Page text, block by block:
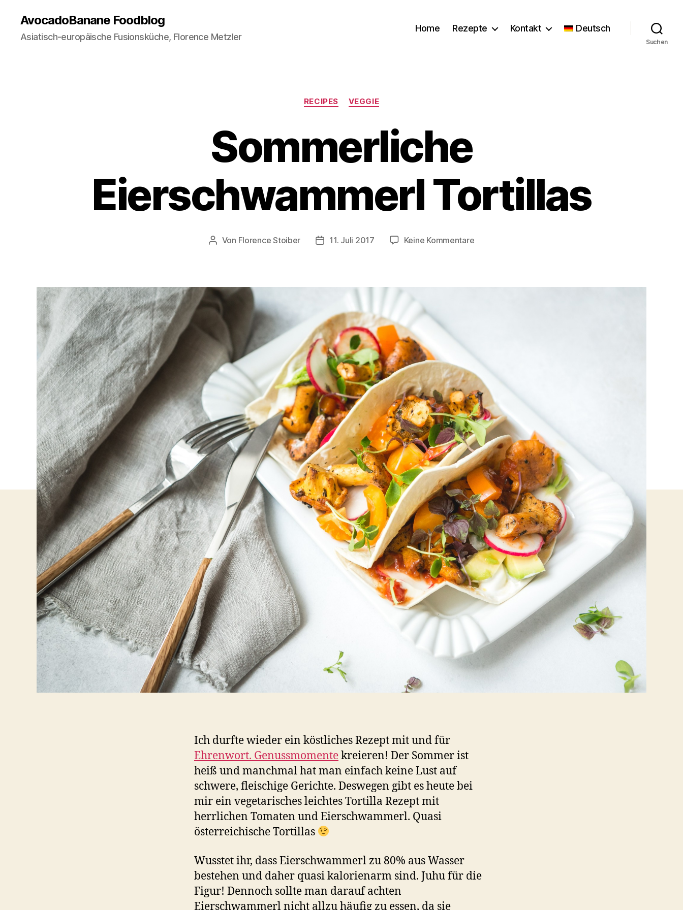
AvocadoBanane Foodblog
Asiatisch-europäische Fusionsküche, Florence Metzler
Home Rezepte Kontakt Deutsch
Suchen
Kategorien
RECIPES VEGGIE
Sommerliche
Eierschwammerl Tortillas
Beitragsautor
Von Florence Stoiber Veröffentlichungsdatum
11. Juli 2017 Keine Kommentarezu
Ich durfte wieder ein köstliches Rezept mit und für
Ehrenwort. Genussmomentekreieren! Der Sommer ist
heiß und manchmal hat man einfach keine Lust auf
schwere, fleischige Gerichte. Deswegen gibt es heute bei
mir ein vegetarisches leichtes Tortilla Rezept mit
herrlichen Tomaten und Eierschwammerl. Quasi
österreichische Tortillas
Wusstet ihr, dass Eierschwammerl zu 80% aus Wasser
bestehen und daher quasi kalorienarm sind. Juhu für die
Figur! Dennoch sollte man darauf achten
Eierschwammerl nicht allzu häufig zu essen, da sie